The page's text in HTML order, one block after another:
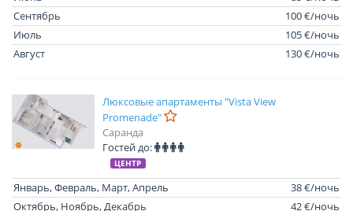
Сентябрь
100 €/ночь
Июль
105 €/ночь
Август
130 €/ночь
Люксовые апартаменты "Vista View
Promenade"
Саранда
Гостей до:
ЦЕНТР
Январь, Февраль, Март, Апрель
38 €/ночь
Октябрь, Ноябрь, Декабрь
42 €/ночь